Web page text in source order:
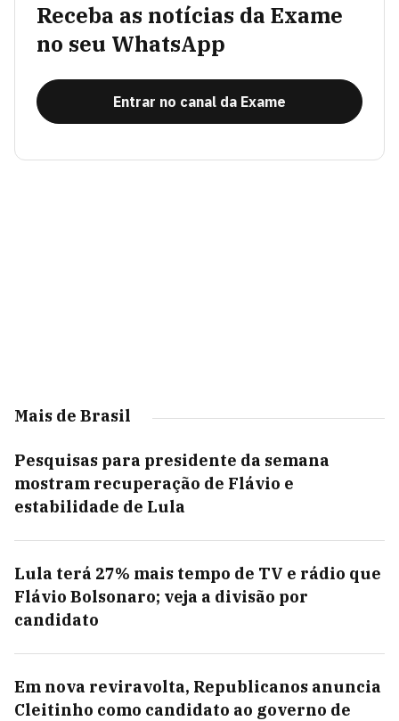
Receba as notícias da Exame
no seu WhatsApp
Entrar no canal da Exame
Mais de Brasil
Pesquisas para presidente da semana
mostram recuperação de Flávio e
estabilidade de Lula
Lula terá 27% mais tempo de TV e rádio que
Flávio Bolsonaro; veja a divisão por
candidato
Em nova reviravolta, Republicanos anuncia
Cleitinho como candidato ao governo de